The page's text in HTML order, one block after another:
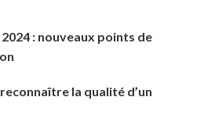
: nouveaux points de
la qualité d’un